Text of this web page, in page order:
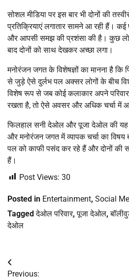
सोशल मीडिया पर इस बार भी दोनों की
प्रतिक्रियाएं लगातार सामने आ रही हैं। कई
और आपसी समझ की प्रशंसा की है। कुछ
बाद दोनों को साथ देखकर अच्छा लगा।
मनोरंजन जगत के विशेषज्ञों का मानना है कि
से जुड़े ऐसे दुर्लभ पल अक्सर लोगों के बीच
विशेष रूप से जब कोई कलाकार अपने
रखता है, तो ऐसे अवसर और अधिक चर्चा में
फिलहाल सनी देओल और पूजा देओल की यह
और मनोरंजन जगत में व्यापक चर्चा का
पल को काफी पसंद कर रहे हैं और दोनों की
हैं।
Post Views: 30
Posted in Entertainment, Social
Taggedदेओल परिवार,पूजा देओल,
देओल
Post
Previous: